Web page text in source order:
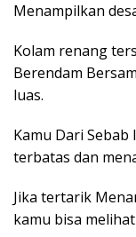
Menampilkan
Kolam renang
Berendam
luas.
Kamu Dari
terbatas dan
Jika tertarik
kamu bisa